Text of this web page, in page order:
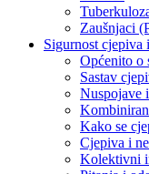
Zaušnjaci
Sigurnost cjepiva
Općenito o
Sastav
Nuspojave
Kako se
Cjepiva i
Kolektivni